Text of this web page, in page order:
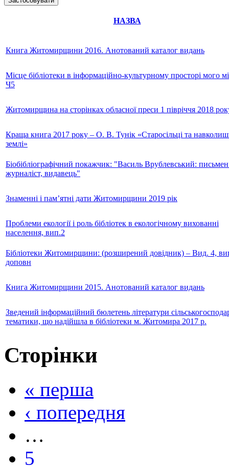
НАЗВА
Книга Житомирщини 2016. Анотований каталог видань
Місце бібліотеки в інформаційно-культурному просторі мого
Ч5
Житомирщина на сторінках обласної преси 1 півріччя 2018
Краща книга 2017 року – О. В. Тунік «Старосільці та
землі»
Біобібліографічний покажчик: "Василь Врублевський:
журналіст, видавець"
Знаменні і пам’ятні дати Житомирщини 2019 рік
Проблеми екології і роль бібліотек в екологічному вихованні
населення, вип.2
Бібліотеки Житомирщини: (розширений довідник) – Вид. 4,
доповн
Книга Житомирщини 2015. Анотований каталог видань
Зведений інформаційний бюлетень літератури
тематики, що надійшла в бібліотеки м. Житомира 2017 р.
Сторінки
« перша
‹ попередня
…
5